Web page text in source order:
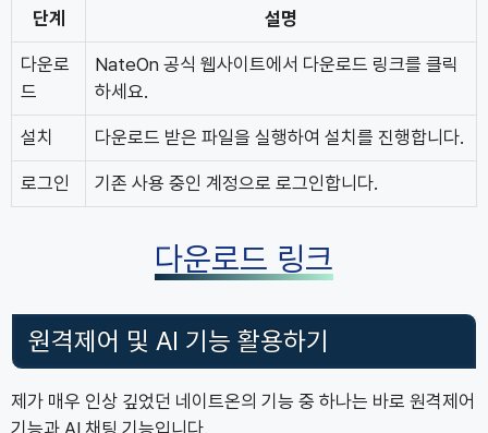
단계 설명
다운로
드
NateOn 공식 웹사이트에서 다운로드 링크를 클릭
하세요.
설치 다운로드 받은 파일을 실행하여 설치를 진행합니다.
로그인 기존 사용 중인 계정으로 로그인합니다.
다운로드 링크
원격제어 및 AI 기능 활용하기
제가 매우 인상 깊었던 네이트온의 기능 중 하나는 바로 원격제어
기능과 AI 채팅 기능입니다.